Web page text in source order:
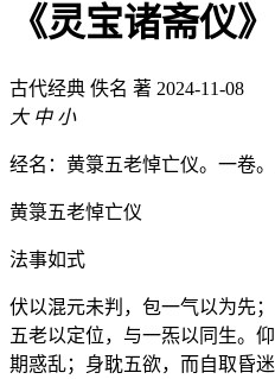
《灵宝诸斋仪
古代经典 佚名 著 2024-11-08
大 中 小
经名：黄箓五老悼亡仪。一卷
黄箓五老悼亡仪
法事如式
伏以混元未判，包一气以为先
五老以定位，与一炁以同生。
期惑乱；身耽五欲，而自取昏